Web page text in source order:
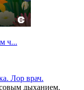
ч...
Лор врач.
дыханием.